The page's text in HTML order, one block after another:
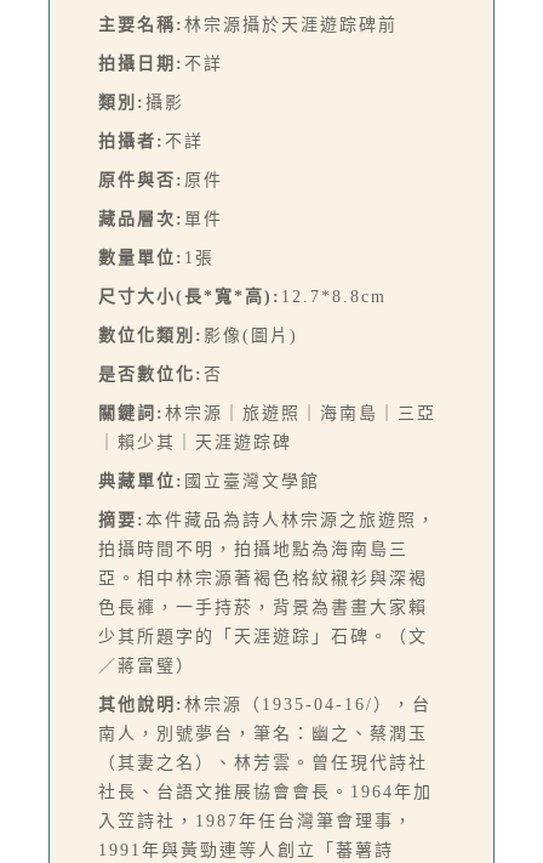
主要名稱: 林宗源攝於天涯遊踪碑前
拍攝日期: 不詳
類別: 攝影
拍攝者: 不詳
原件與否: 原件
藏品層次: 單件
數量單位: 1張
尺寸大小(長*寬*高): 12.7*8.8cm
數位化類別: 影像(圖片)
是否數位化: 否
關鍵詞: 林宗源｜旅遊照｜海南島｜三亞
｜賴少其｜天涯遊踪碑
典藏單位: 國立臺灣文學館
摘要: 本件藏品為詩人林宗源之旅遊照，
拍攝時間不明，拍攝地點為海南島三
亞。相中林宗源著褐色格紋襯衫與深褐
色長褲，一手持菸，背景為書畫大家賴
少其所題字的「天涯遊踪」石碑。（文
／蔣富璧）
其他說明: 林宗源（1935-04-16/），台
南人，別號夢台，筆名：幽之、蔡潤玉
（其妻之名）、林芳雲。曾任現代詩社
社長、台語文推展協會會長。1964年加
入笠詩社，1987年任台灣筆會理事，
1991年與黃勁連等人創立「蕃薯詩